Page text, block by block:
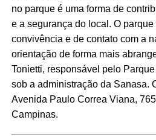
no parque é uma forma de
e a segurança do local. O
convivência e de contato com a
orientação de forma mais
Tonietti, responsável pelo
sob a administração da Sanasa.
Avenida Paulo Correa Viana,
Campinas.